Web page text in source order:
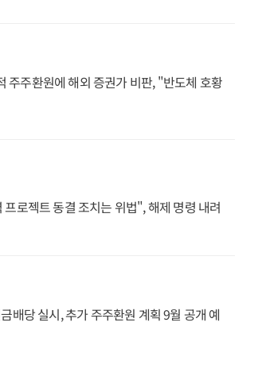
주주환원에 해외 증권가 비판, "반도체 호황
로젝트 동결 조치는 위법", 해제 명령 내려
배당 실시, 추가 주주환원 계획 9월 공개 예